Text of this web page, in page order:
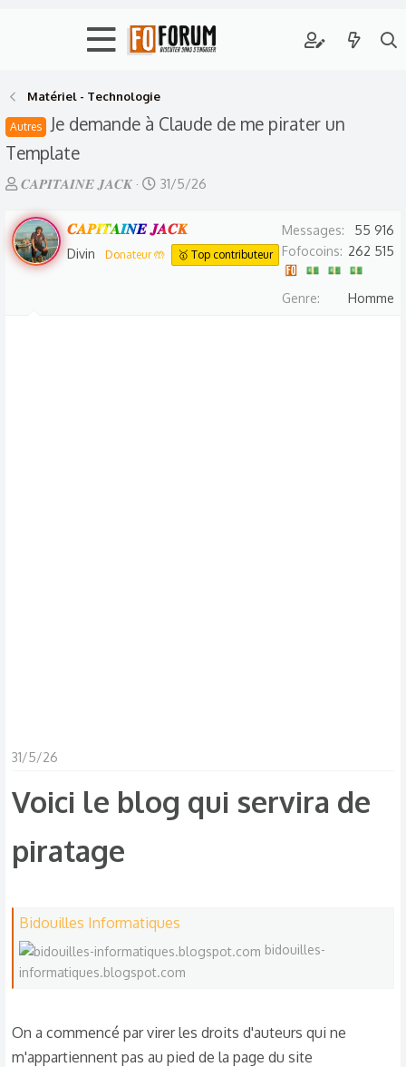
Matériel - Technologie
Autres
Je demande à Claude de me pirater un
Template
A
t
e
u
𝑪𝑨𝑷𝑰𝑻𝑨𝑰𝑵𝑬 𝑱𝑨𝑪𝑲
D
t
e
31/5/26
𝑪𝑨𝑷𝑰𝑻𝑨𝑰𝑵𝑬 𝑱𝑨𝑪𝑲
Divin Donateur 🤲 🥇 Top contributeur
Messages
55 916
Fofocoins
262 515
Genre Homme
31/5/26
Voici le blog qui servira de
piratage​
Bidouilles Informatiques
bidouilles-
informatiques.blogspot.com
On a commencé par virer les droits d'auteurs qui ne
m'appartiennent pas au pied de la page du site